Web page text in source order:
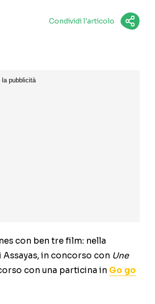
Condividi l'articolo
con ben tre film: nella
in concorso con Une
con una particina in Go go